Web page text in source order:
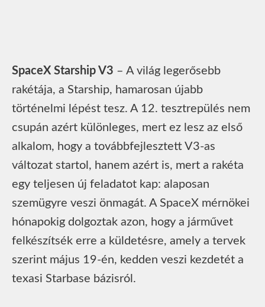
SpaceX Starship V3 – A világ legerősebb
rakétája, a Starship, hamarosan újabb
történelmi lépést tesz. A 12. tesztrepülés nem
csupán azért különleges, mert ez lesz az első
alkalom, hogy a továbbfejlesztett V3-as
változat startol, hanem azért is, mert a rakéta
egy teljesen új feladatot kap: alaposan
szemügyre veszi önmagát. A SpaceX mérnökei
hónapokig dolgoztak azon, hogy a járművet
felkészítsék erre a küldetésre, amely a tervek
szerint május 19-én, kedden veszi kezdetét a
texasi Starbase bázisról.